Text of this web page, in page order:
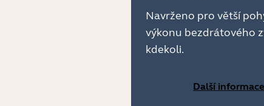
Navrženo pro větší
výkonu bezdrátového
kdekoli.
Další informace